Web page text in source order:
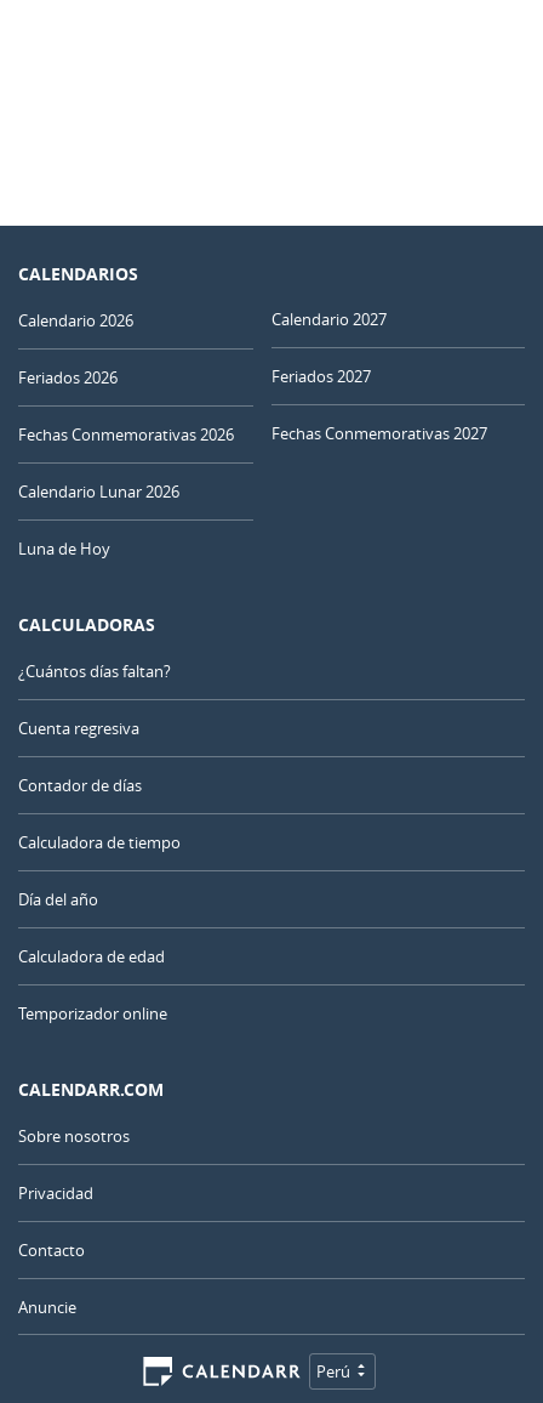
CALENDARIOS
Calendario 2026
Feriados 2026
Fechas Conmemorativas 2026
Calendario Lunar 2026
Luna de Hoy
Calendario 2027
Feriados 2027
Fechas Conmemorativas 2027
CALCULADORAS
¿Cuántos días faltan?
Cuenta regresiva
Contador de días
Calculadora de tiempo
Día del año
Calculadora de edad
Temporizador online
CALENDARR.COM
Sobre nosotros
Privacidad
Contacto
Anuncie
Perú